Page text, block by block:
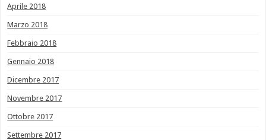
Aprile 2018
Marzo 2018
Febbraio 2018
Gennaio 2018
Dicembre 2017
Novembre 2017
Ottobre 2017
Settembre 2017